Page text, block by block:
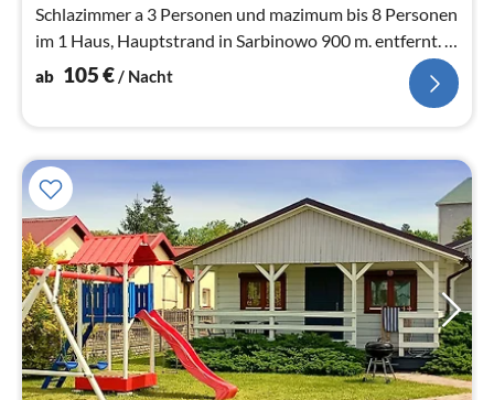
Schlazimmer a 3 Personen und mazimum bis 8 Personen
im 1 Haus, Hauptstrand in Sarbinowo 900 m. entfernt. 1
Parkplatz fuer 1 Haus
ab 105€/ Nacht